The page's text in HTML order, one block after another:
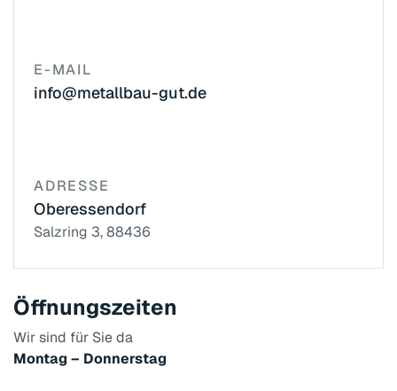
E-MAIL
info@metallbau-gut.de
ADRESSE
Oberessendorf
Salzring 3, 88436
Öffnungszeiten
Wir sind für Sie da
Montag – Donnerstag